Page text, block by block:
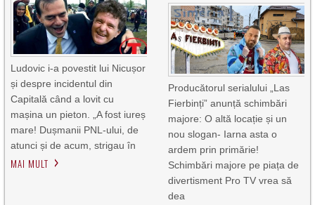
Ludovic i-a povestit lui Nicușor
și despre incidentul din
Capitală când a lovit cu
mașina un pieton. „A fost iureș
mare! Dușmanii PNL-ului, de
atunci și de acum, strigau în
MAI MULT
Producătorul serialului „Las
Fierbinți” anunță schimbări
majore: O altă locație și un
nou slogan- Iarna asta o
ardem prin primărie!
Schimbări majore pe piața de
divertisment Pro TV vrea să
dea